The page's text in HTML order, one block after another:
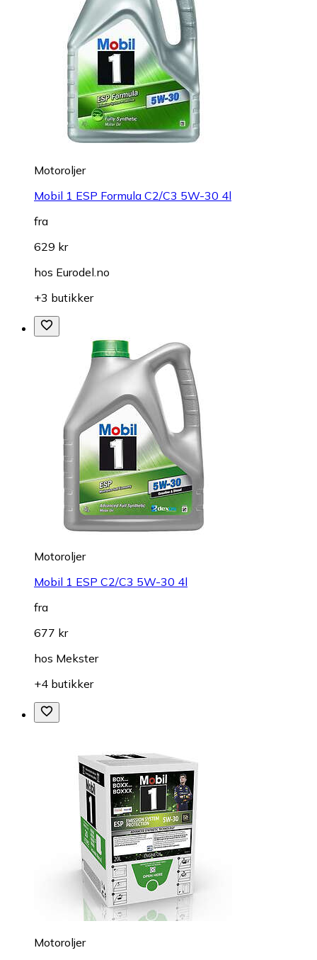
Motoroljer
Mobil 1 ESP Formula C2/C3 5W-30 4l
fra
629 kr
hos Eurodel.no
+3 butikker
Motoroljer
Mobil 1 ESP C2/C3 5W-30 4l
fra
677 kr
hos Mekster
+4 butikker
Motoroljer